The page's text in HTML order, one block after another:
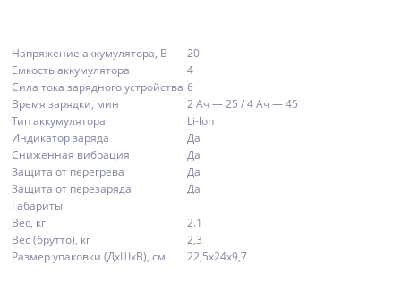
Напряжение аккумулятора, В
20
Емкость аккумулятора
4
Сила тока зарядного устройства 6
Время зарядки, мин
2 Ач — 25 / 4 Ач — 45
Тип аккумулятора
Li-lon
Индикатор заряда
Да
Сниженная вибрация
Да
Защита от перегрева
Да
Защита от перезаряда
Да
Габариты
Вес, кг
2.1
Вес (брутто), кг
2,3
Размер упаковки (ДxШxВ), см
22,5x24x9,7